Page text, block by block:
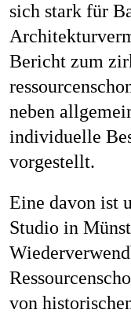
sich stark für
Bericht zum
neben
individuelle
vorgestellt.
Eine davon ist
Studio in
von